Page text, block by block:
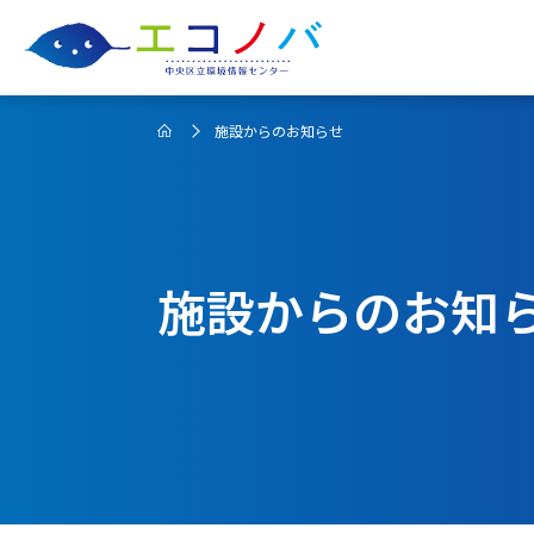
施設からのお知らせ
施設からのお知